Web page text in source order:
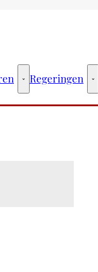
linksStatsministeren -
Regeringen